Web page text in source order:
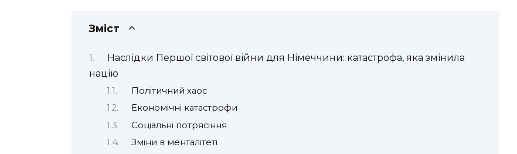
Зміст
Наслідки Першої світової війни для Німеччини: катастрофа, яка змінила
націю
Політичний хаос
Економічні катастрофи
Соціальні потрясіння
Зміни в менталітеті